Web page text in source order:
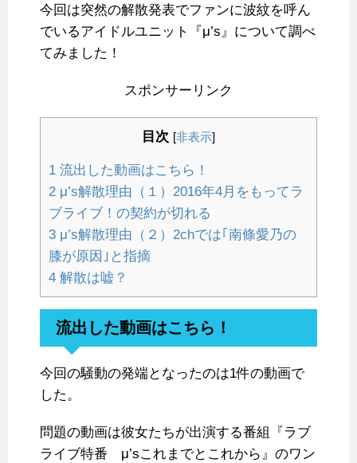
今回は突然の解散発表でファンに波紋を呼ん
でいるアイドルユニット『μ’s』について調べ
てみました！
スポンサーリンク
目次 [非表示]
1 流出した動画はこちら！
2 μ’s解散理由（１）2016年4月をもってラ
ブライブ！の契約が切れる
3 μ’s解散理由（２）2chでは｢南條愛乃の
膝が原因｣と指摘
4 解散は嘘？
流出した動画はこちら！
今回の騒動の発端となったのは1件の動画で
した。
問題の動画は彼女たちが出演する番組『ラブ
ライブ特番 μ’sこれまでとこれから』のワン